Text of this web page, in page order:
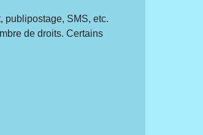
publipostage, SMS, etc.
de droits. Certains